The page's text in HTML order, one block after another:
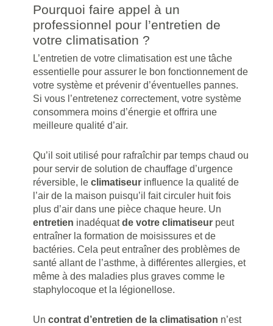
Pourquoi faire appel à un
professionnel pour l’entretien de
votre climatisation ?
L’entretien de votre climatisation est une tâche
essentielle pour assurer le bon fonctionnement de
votre système et prévenir d’éventuelles pannes.
Si vous l’entretenez correctement, votre système
consommera moins d’énergie et offrira une
meilleure qualité d’air.
Qu’il soit utilisé pour rafraîchir par temps chaud ou
pour servir de solution de chauffage d’urgence
réversible, leclimatiseur influence la qualité de
l’air de la maison puisqu’il fait circuler huit fois
plus d’air dans une pièce chaque heure. Un
entretien inadéquatde votre climatiseur peut
entraîner la formation de moisissures et de
bactéries. Cela peut entraîner des problèmes de
santé allant de l’asthme, à différentes allergies, et
même à des maladies plus graves comme le
staphylocoque et la légionellose.
Uncontrat d’entretien de la climatisation n’est